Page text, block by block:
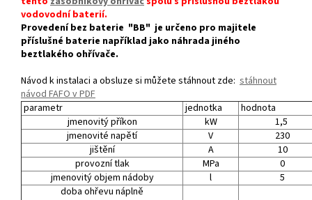
vodovodní baterií.
Provedení bez baterie "BB" je určeno pro majitele
příslušné baterie například jako náhrada jiného
beztlakého ohřívače.
Návod k instalaci a obsluze si můžete stáhnout zde: stáhnout
návod FAFO v PDF
parametr
jednotka
hodnota
jmenovitý příkon
kW
1,5
jmenovité napětí
V
230
jištění
A
10
provozní tlak
MPa
0
jmenovitý objem nádoby
l
5
doba ohřevu náplně